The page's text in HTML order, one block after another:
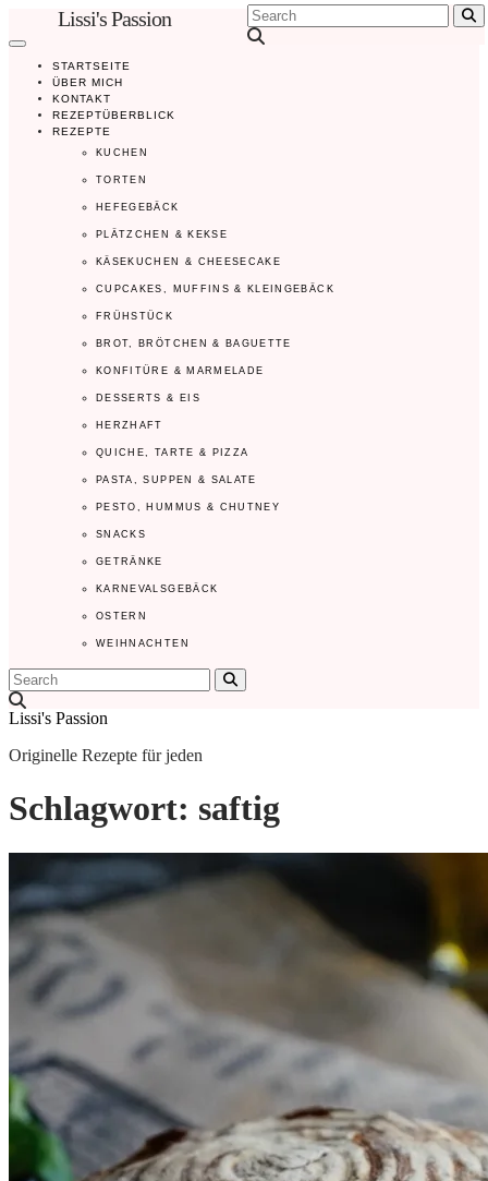
Lissi's Passion
STARTSEITE
ÜBER MICH
KONTAKT
REZEPTÜBERBLICK
REZEPTE
KUCHEN
TORTEN
HEFEGEBÄCK
PLÄTZCHEN & KEKSE
KÄSEKUCHEN & CHEESECAKE
CUPCAKES, MUFFINS & KLEINGEBÄCK
FRÜHSTÜCK
BROT, BRÖTCHEN & BAGUETTE
KONFITÜRE & MARMELADE
DESSERTS & EIS
HERZHAFT
QUICHE, TARTE & PIZZA
PASTA, SUPPEN & SALATE
PESTO, HUMMUS & CHUTNEY
SNACKS
GETRÄNKE
KARNEVALSGEBÄCK
OSTERN
WEIHNACHTEN
Search
Lissi's Passion
Originelle Rezepte für jeden
Schlagwort: saftig